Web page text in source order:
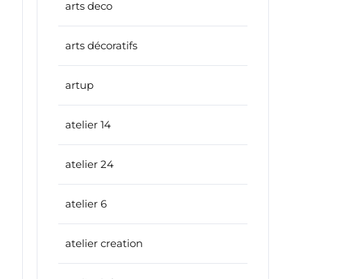
arts deco
arts décoratifs
artup
atelier 14
atelier 24
atelier 6
atelier creation